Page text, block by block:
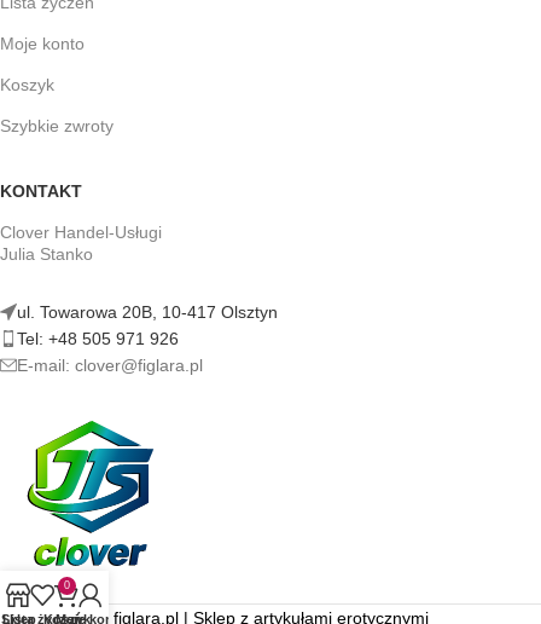
Moje konto
Koszyk
Szybkie zwroty
KONTAKT
Clover Handel-Usługi
Julia Stanko
ul. Towarowa 20B, 10-417 Olsztyn
Tel: +48 505 971 926
E-mail: clover@figlara.pl
figlara.pl | Sklep z artykułami erotycznymi
Sklep
Lista życzeń
0
Koszyk
Moje konto